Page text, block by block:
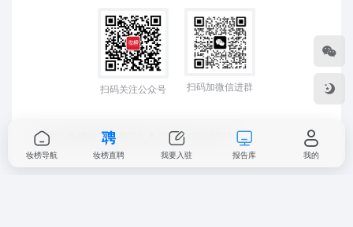
扫码关注公众号 扫码加微信进群
©2025 妆榜科技 版权所有 粤ICP备2024350757
妆榜导航 妆榜直聘 我要入驻 报告库 我的